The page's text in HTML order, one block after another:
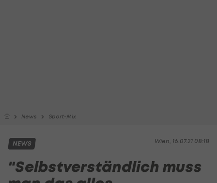
News Sport-Mix
Wien, 16.07.21 08:18
NEWS
"Selbstverständlich muss